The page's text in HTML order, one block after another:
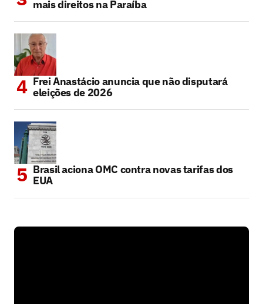
mais direitos na Paraíba
Frei Anastácio anuncia que não disputará
eleições de 2026
Brasil aciona OMC contra novas tarifas dos
EUA